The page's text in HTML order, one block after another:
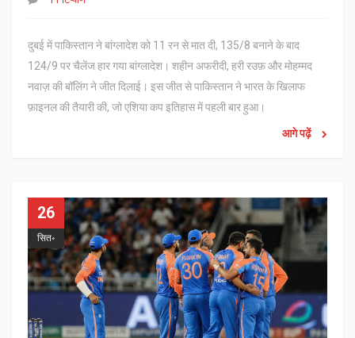
दुबई में पाकिस्तान ने बांग्लादेश को 11 रन से मात दी, 135/8 बनाने के बाद
124/9 पर चैलेंज हार गया बांग्लादेश। शहीन अफरीदी, हरी रउफ़ और मोहम्मद
नवाज़ की बॉलिंग ने जीत दिलाई। इस जीत से पाकिस्तान ने भारत के खिलाफ
फ़ाइनल की तैयारी की, जो एशिया कप इतिहास में पहली बार हुआ।
आगे पढ़ें
26
सित॰